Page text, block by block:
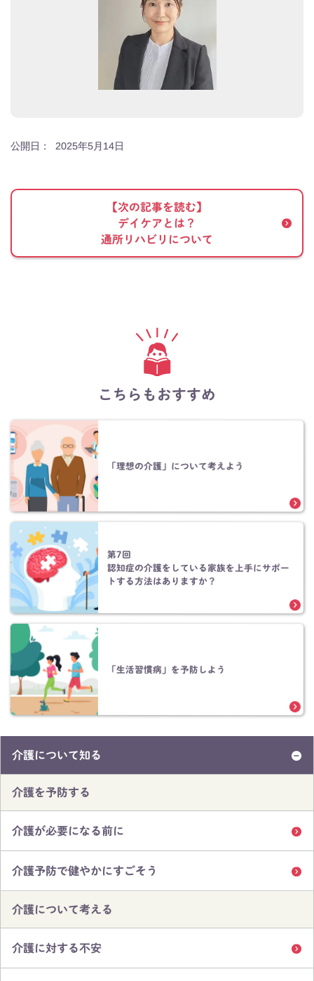
公開日： 2025年5月14日
【次の記事を読む】
デイケアとは？
通所リハビリについて
こちらもおすすめ
「理想の介護」について考えよう
第7回
認知症の介護をしている家族を上手にサポー
トする方法はありますか？
「生活習慣病」を予防しよう
介護について知る
介護を予防する
介護が必要になる前に
介護予防で健やかにすごそう
介護について考える
介護に対する不安